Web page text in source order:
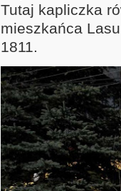
Tutaj kapliczka
mieszkańca
1811.